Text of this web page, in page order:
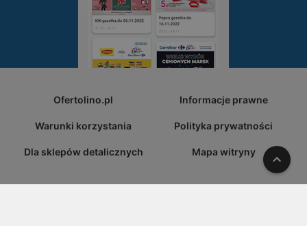
Ofertolino.pl Informacje prawne
Warunki korzystania Polityka prywatności
Dla sklepów detalicznych Mapa witryny W